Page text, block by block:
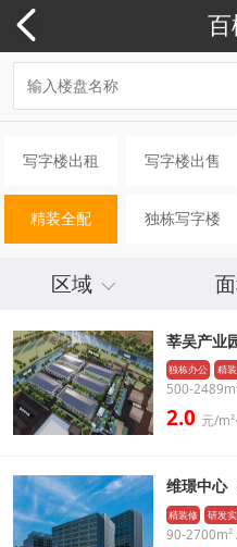
百
写字楼出租 写字楼出售
精装全配 独栋写字楼
区域
莘吴产业
独栋办公 精
500-
2.0 元/
维璟中心
精装修 研发
90-